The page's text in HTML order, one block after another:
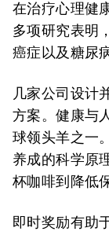
在治疗心理健
多项研究表明
癌症以及糖尿
几家公司设计
方案。健康与
球领头羊之一
养成的科学原
杯咖啡到降低
即时奖励有助